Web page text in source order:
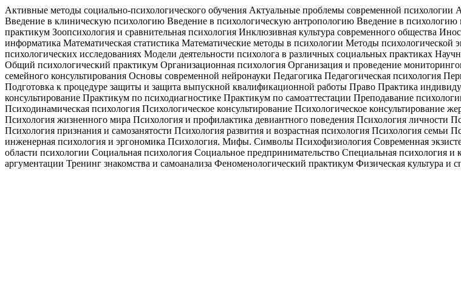
Активные методы социально-психологического обучения Актуальные проблемы современной психологии
Введение в клиническую психологию Введение в психологическую антропологию Введение в
практикум Зоопсихология и сравнительная психология Инклюзивная культура современного общества
информатика Математическая статистика Математические методы в психологии Методы психологической
психологических исследованиях Модели деятельности психолога в различных социальных практиках
Общий психологический практикум Организационная психология Организация и проведение
семейного консультирования Основы современной нейронауки Педагогика Педагогическая психология
Подготовка к процедуре защиты и защита выпускной квалификационной работы Право Практика
консультирование Практикум по психодиагностике Практикум по самоаттестации Преподавание
Психодинамическая психология Психологическое консультирование Психологическое консультирование
Психология жизненного мира Психология и профилактика девиантного поведения Психология личности
Психология признания и самозанятости Психология развития и возрастная психология Психология семьи
инженерная психология и эргономика Психология. Мифы. Символы Психофизиология Современная
области психологии Социальная психология Социальное предпринимательство Специальная психология
аргументации Тренинг знакомства и самоанализа Феноменологический практикум Физическая культура